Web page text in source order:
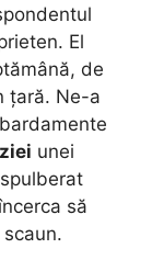
El
de
țară. Ne-a
unei
să